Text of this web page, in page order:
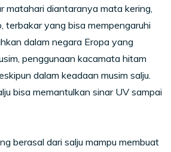
matahari diantaranya mata kering,
terbakar yang bisa mempengaruhi
dalam negara Eropa yang
penggunaan kacamata hitam
dalam keadaan musim salju.
bisa memantulkan sinar UV sampai
berasal dari salju mampu membuat